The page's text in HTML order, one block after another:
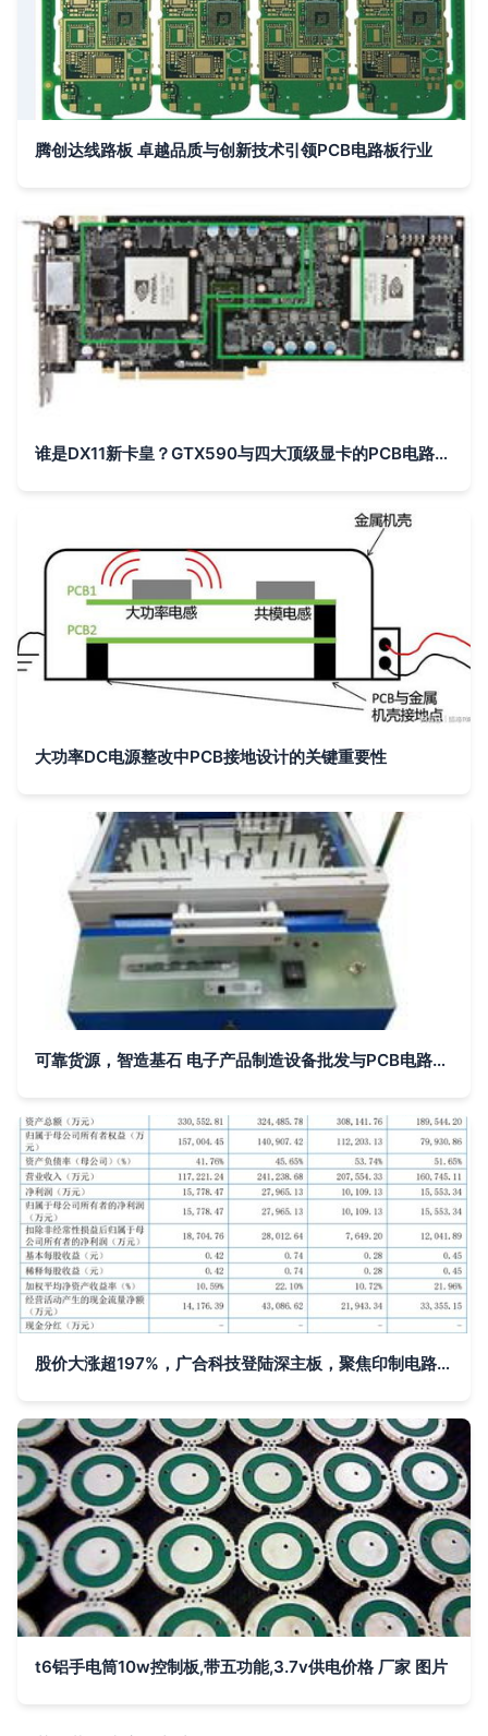
腾创达线路板 卓越品质与创新技术引领PCB电路板行业
谁是DX11新卡皇？GTX590与四大顶级显卡的PCB电路板鏖战
大功率DC电源整改中PCB接地设计的关键重要性
可靠货源，智造基石 电子产品制造设备批发与PCB电路板供应指南
股价大涨超197%，广合科技登陆深主板，聚焦印制电路板产品
t6铝手电筒10w控制板,带五功能,3.7v供电价格 厂家 图片